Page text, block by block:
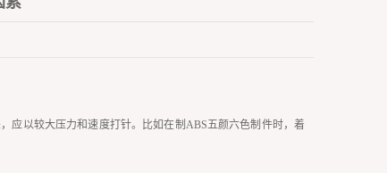
应以较大压力和速度打针。比如在制ABS五颜六色制件时，着